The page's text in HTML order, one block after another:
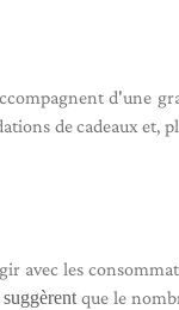
d'une
de cadeaux et,
avec les
que le